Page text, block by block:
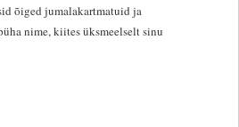
õiged jumalakartmatuid ja
nime, kiites üksmeelselt sinu